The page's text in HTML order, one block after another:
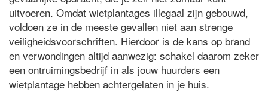
uitvoeren. Omdat wietplantages illegaal zijn gebouwd,
voldoen ze in de meeste gevallen niet aan strenge
veiligheidsvoorschriften. Hierdoor is de kans op brand
en verwondingen altijd aanwezig: schakel daarom zeker
een ontruimingsbedrijf in als jouw huurders een
wietplantage hebben achtergelaten in je huis.